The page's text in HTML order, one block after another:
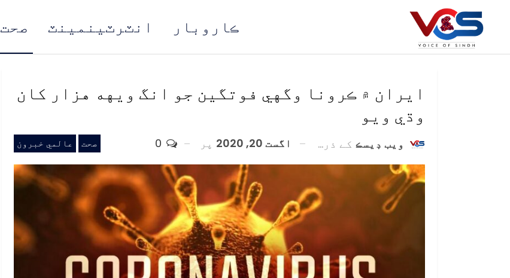
صحت انٽرٽينمينٽ ڪاروبار
ايران ۾ ڪرونا وگهي فوتگين جو انگ ويهه هزار کان
وڌي ويو
صحت عالمي خبرون ويب ڊيسڪ کے ذریعہ اگست 20, 2020 پر